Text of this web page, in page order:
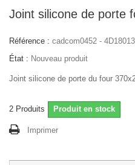
Joint silicone de porte
Référence : cadcom0452 -
État : Nouveau produit
Joint silicone de porte du four
2 Produits Produit en stock
Imprimer